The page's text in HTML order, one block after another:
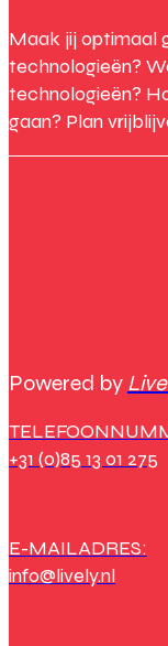
Maak jij optimaal
technologieën?
technologieën?
gaan? Plan
Powered by
+31 (0)85 13 01 275
E-MAILADRES:
info@lively.nl